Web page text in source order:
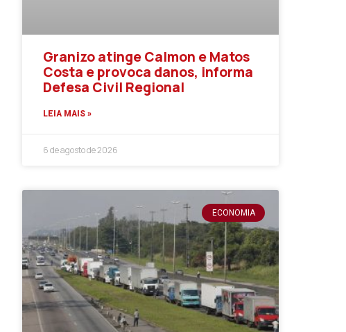
Granizo atinge Calmon e Matos
Costa e provoca danos, informa
Defesa Civil Regional
LEIA MAIS »
6 de agosto de 2026
ECONOMIA